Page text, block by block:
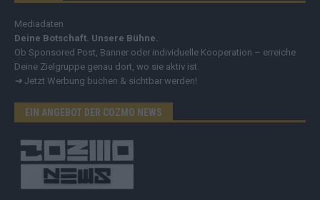
Mediadaten
Deine Botschaft. Unsere Bühne.
Ob Sponsored Post, Banner oder individuelle Kooperation – erreiche
Deine Zielgruppe genau dort, wo sie aktiv ist.
➔ Jetzt Werbung buchen & sichtbar werden!
EIN ANGEBOT DER COZMO NEWS